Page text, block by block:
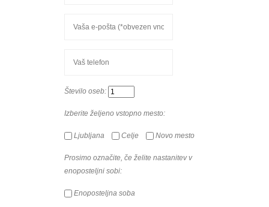
Število oseb:
Izberite željeno vstopno mesto:
Ljubljana Celje Novo mesto
Prosimo označite, če želite nastanitev v
enoposteljni sobi:
Enoposteljna soba